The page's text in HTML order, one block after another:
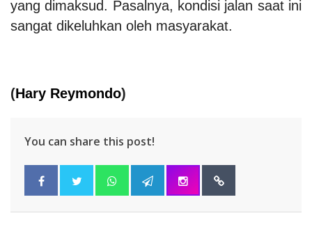
yang dimaksud. Pasalnya, kondisi jalan saat ini
sangat dikeluhkan oleh masyarakat.
(Hary Reymondo)
You can share this post!